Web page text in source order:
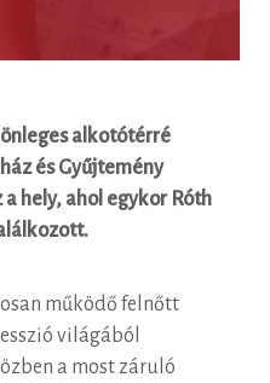
alkotótérré
és Gyűjtemény
hely, ahol egykor Róth
működő felnőtt
világából
a most záruló